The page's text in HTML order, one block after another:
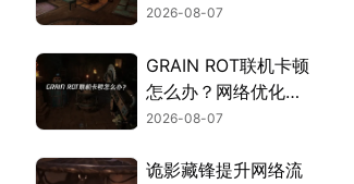
南！
2026-08-07
GRAIN ROT联机卡顿
怎么办？网络优化解
决方案！
2026-08-07
诡影藏锋提升网络流